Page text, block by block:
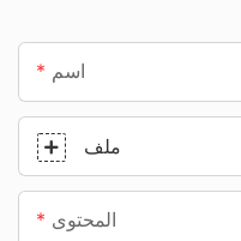
اسم
ملف
المحتوى